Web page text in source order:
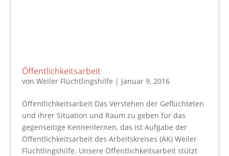
Öffentlichkeitsarbeit
von Weiler Flüchtlingshilfe | Januar 9, 2016
Öffentlichkeitsarbeit Das Verstehen der Geflüchteten
und ihrer Situation und Raum zu geben für das
gegenseitige Kennenlernen, das ist Aufgabe der
Öffentlichkeitsarbeit des Arbeitskreises (AK) Weiler
Flüchtlingshilfe. Unsere Öffentlichkeitsarbeit stützt